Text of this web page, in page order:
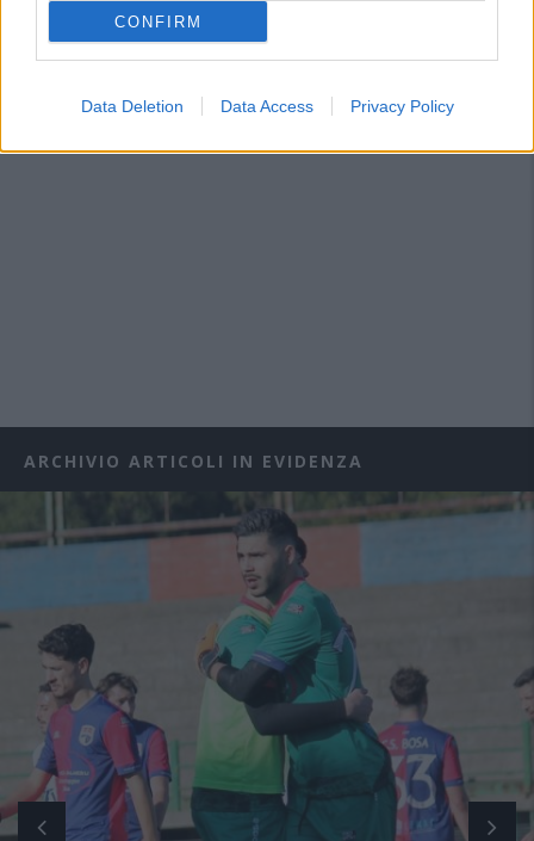
CONFIRM
Data Deletion Data Access Privacy Policy
ARCHIVIO ARTICOLI IN EVIDENZA